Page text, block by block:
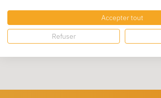
indexation sur la 1ère de
Accepter tout
Refuser